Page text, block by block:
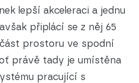
lepší akceleraci a jednu
připlácí se z něj 65
prostoru ve spodní
právě tady je umístěna
pracující s